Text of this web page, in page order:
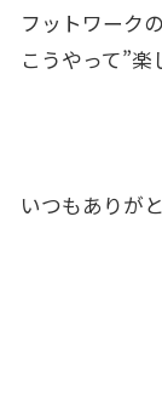
フットワーク
こうやって”
いつもありが